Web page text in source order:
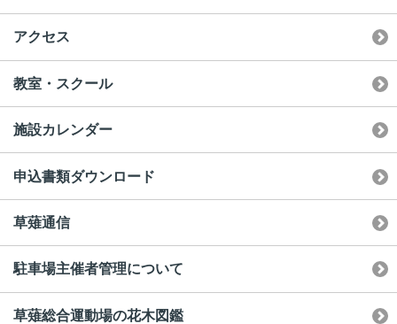
アクセス
教室・スクール
施設カレンダー
申込書類ダウンロード
草薙通信
駐車場主催者管理について
草薙総合運動場の花木図鑑